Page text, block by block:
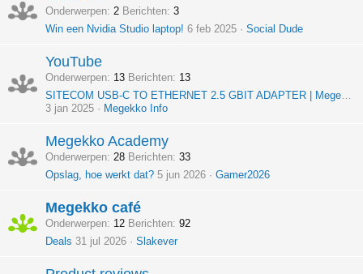
Onderwerpen 2 Berichten 3
Win een Nvidia Studio laptop! 6 feb 2025 Social Dude
YouTube
Onderwerpen 13 Berichten 13
SITECOM USB-C TO ETHERNET 2.5 GBIT ADAPTER | Megekko Spotlight
3 jan 2025
Megekko Info
Megekko Academy
Onderwerpen 28 Berichten 33
Opslag, hoe werkt dat? 5 jun 2026 Gamer2026
Megekko café
Onderwerpen 12 Berichten 92
Deals 31 jul 2026 Slakever